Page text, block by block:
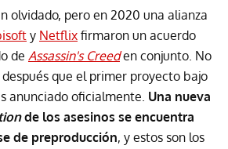
olvidado, pero en 2020 una alianza
y Netflix firmaron un acuerdo
de Assassin's Creeden conjunto. No
que el primer proyecto bajo
anunciado oficialmente. Una nueva
de los asesinos se encuentra
de preproducción, y estos son los